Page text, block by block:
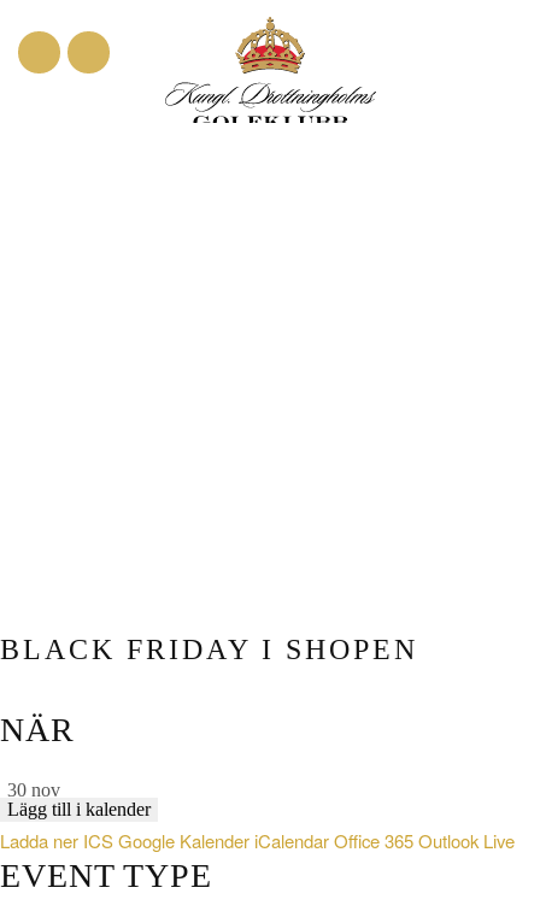
BLACK FRIDAY I SHOPEN
NÄR
30 nov
Lägg till i kalender
Ladda ner ICSGoogle Kalender iCalendarOffice 365Outlook Live
EVENT TYPE